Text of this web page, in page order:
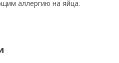
аллергию на яйца.